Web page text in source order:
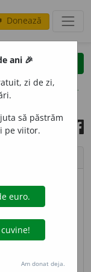
Donează
opțiuni
Homorodean
a omite;
scăpare,
ani 🎉
zi de zi,
să păstrăm
pe viitor.
Am donat deja.